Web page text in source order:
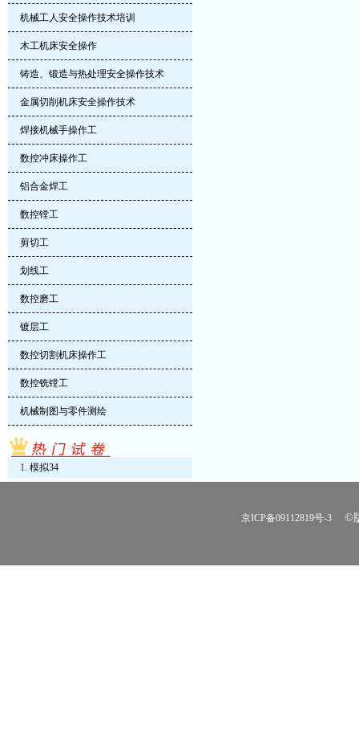
机械工人安全操作技术培训
木工机床安全操作
铸造、锻造与热处理安全操作技术
金属切削机床安全操作技术
焊接机械手操作工
数控冲床操作工
铝合金焊工
数控镗工
剪切工
划线工
数控磨工
镀层工
数控切割机床操作工
数控铣镗工
机械制图与零件测绘
模拟34
京ICP备09112819号-3 ©版